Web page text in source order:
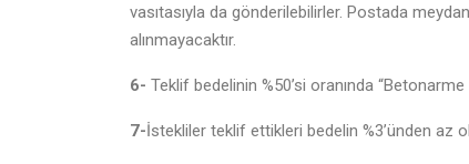
vasıtasıyla da gönderilebilirler. Postada
alınmayacaktır.
6- Teklif bedelinin %50’si oranında
7-İstekliler teklif ettikleri bedelin %3’ünden az